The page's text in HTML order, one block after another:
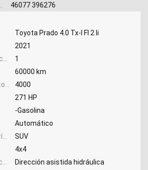
46077 396276
Toyota Prado 4.0 Tx-l Fl 2 Ii
2021
1
60000 km
4000
271 HP
-Gasolina
Automático
SUV
4x4
Dirección asistida hidráulica